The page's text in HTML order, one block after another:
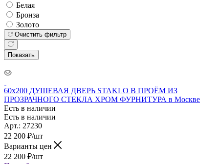
Белая
Бронза
Золото
Очистить фильтр
Показать
60x200 ДУШЕВАЯ ДВЕРЬ STAKLO В ПРОЁМ ИЗ
ПРОЗРАЧНОГО СТЕКЛА ХРОМ ФУРНИТУРА в Москве
Есть в наличии
Есть в наличии
Арт.: 27230
22 200 ₽/шт
Варианты цен
22 200 ₽/шт